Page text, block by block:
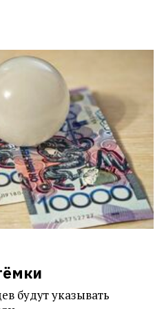
будут указывать